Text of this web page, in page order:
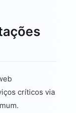
críticos via